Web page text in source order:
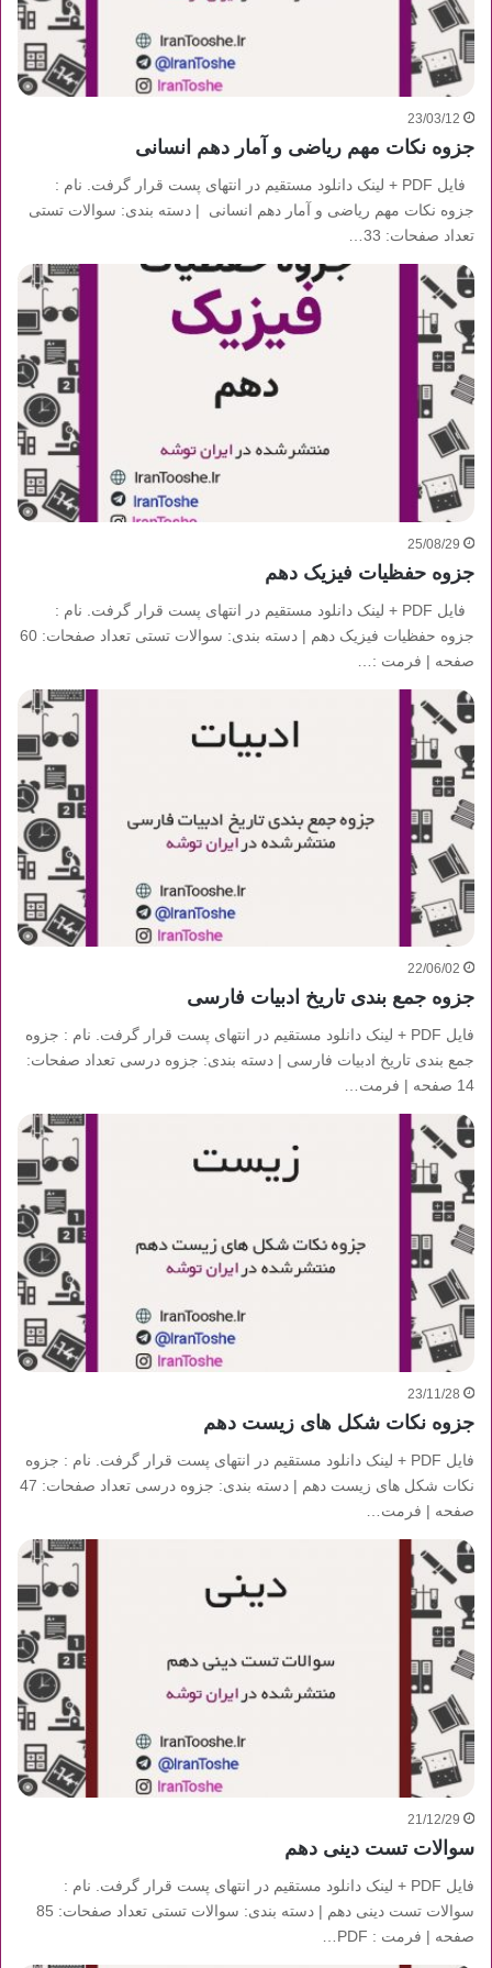
23/03/12
جزوه نکات مهم ریاضی و آمار دهم انسانی
فایل PDF + لینک دانلود مستقیم در انتهای پست قرار گرفت. نام :
جزوه نکات مهم ریاضی و آمار دهم انسانی | دسته بندی: سوالات تستی
تعداد صفحات: 33…
25/08/29
جزوه حفظیات فیزیک دهم
فایل PDF + لینک دانلود مستقیم در انتهای پست قرار گرفت. نام :
جزوه حفظیات فیزیک دهم | دسته بندی: سوالات تستی تعداد صفحات: 60
صفحه | فرمت :…
22/06/02
جزوه جمع بندی تاریخ ادبیات فارسی
فایل PDF + لینک دانلود مستقیم در انتهای پست قرار گرفت. نام : جزوه
جمع بندی تاریخ ادبیات فارسی | دسته بندی: جزوه درسی تعداد صفحات:
14 صفحه | فرمت…
23/11/28
جزوه نکات شکل های زیست دهم
فایل PDF + لینک دانلود مستقیم در انتهای پست قرار گرفت. نام : جزوه
نکات شکل های زیست دهم | دسته بندی: جزوه درسی تعداد صفحات: 47
صفحه | فرمت…
21/12/29
سوالات تست دینی دهم
فایل PDF + لینک دانلود مستقیم در انتهای پست قرار گرفت. نام :
سوالات تست دینی دهم | دسته بندی: سوالات تستی تعداد صفحات: 85
صفحه | فرمت : PDF…